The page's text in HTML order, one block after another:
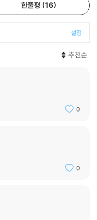
한줄평 16
설정
추천순
0
0